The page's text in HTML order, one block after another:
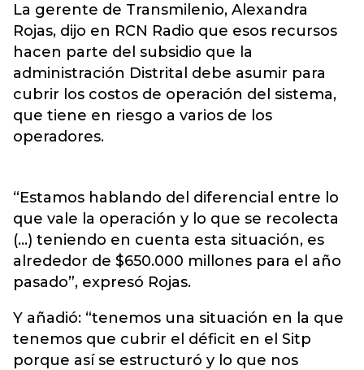
La gerente de Transmilenio, Alexandra
Rojas, dijo en RCN Radio que esos recursos
hacen parte del subsidio que la
administración Distrital debe asumir para
cubrir los costos de operación del sistema,
que tiene en riesgo a varios de los
operadores.
“Estamos hablando del diferencial entre lo
que vale la operación y lo que se recolecta
(…) teniendo en cuenta esta situación, es
alrededor de $650.000 millones para el año
pasado”, expresó Rojas.
Y añadió: “tenemos una situación en la que
tenemos que cubrir el déficit en el Sitp
porque así se estructuró y lo que nos